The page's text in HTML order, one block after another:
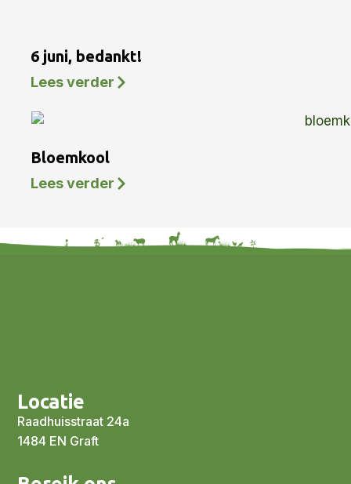
6 juni, bedankt!
Lees verder
Bloemkool
Lees verder
Locatie
Raadhuisstraat 24a
1484 EN Graft